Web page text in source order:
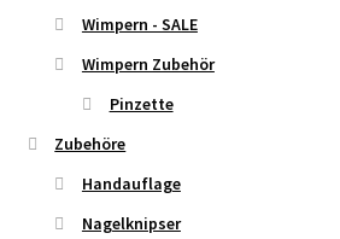
Wimpern - SALE
Wimpern Zubehör
Pinzette
Zubehöre
Handauflage
Nagelknipser